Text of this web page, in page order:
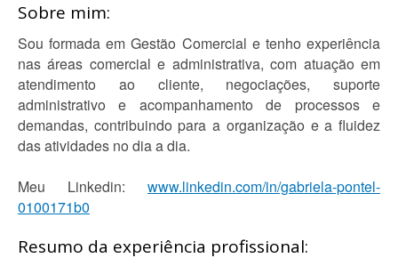
Sobre mim:
Sou formada em Gestão Comercial e tenho experiência
nas áreas comercial e administrativa, com atuação em
atendimento ao cliente, negociações, suporte
administrativo e acompanhamento de processos e
demandas, contribuindo para a organização e a fluidez
das atividades no dia a dia.
Meu Linkedin: www.linkedin.com/in/gabriela-pontel-
0100171b0
Resumo da experiência profissional: